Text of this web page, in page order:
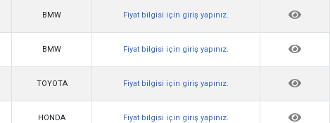
BMW Fiyat bilgisi için giriş yapınız.
BMW Fiyat bilgisi için giriş yapınız.
TOYOTA Fiyat bilgisi için giriş yapınız.
HONDA Fiyat bilgisi için giriş yapınız.